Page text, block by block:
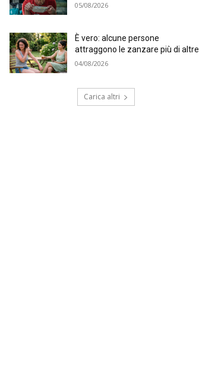
05/08/2026
È vero: alcune persone
attraggono le zanzare più di altre
04/08/2026
Carica altri